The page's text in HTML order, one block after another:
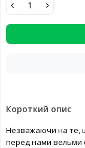
Короткий опис
Незважаючи на те,
перед нами вельми